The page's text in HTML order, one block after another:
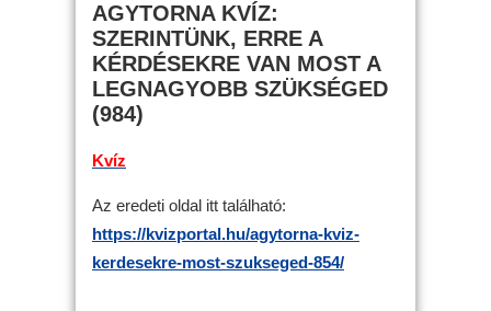
AGYTORNA KVÍZ:
SZERINTÜNK, ERRE A
KÉRDÉSEKRE VAN MOST A
LEGNAGYOBB SZÜKSÉGED
(984)
Kvíz
Az eredeti oldal itt található:
https://kvizportal.hu/agytorna-kviz-
kerdesekre-most-szukseged-854/